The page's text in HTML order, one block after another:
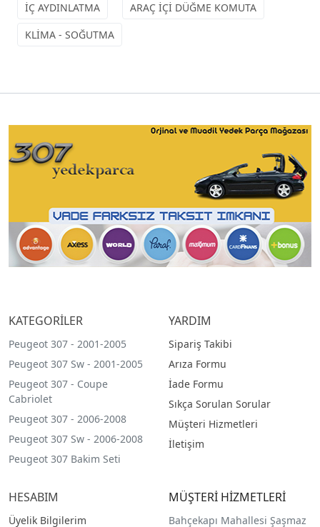
İÇ AYDINLATMA
ARAÇ İÇİ DÜĞME KOMUTA
KLİMA - SOĞUTMA
KATEGORİLER
Peugeot 307 - 2001-2005
Peugeot 307 Sw - 2001-2005
Peugeot 307 - Coupe
Cabriolet
Peugeot 307 - 2006-2008
Peugeot 307 Sw - 2006-2008
Peugeot 307 Bakim Seti
YARDIM
Sipariş Takibi
Arıza Formu
İade Formu
Sıkça Sorulan Sorular
Müşteri Hizmetleri
İletişim
HESABIM
Üyelik Bilgilerim
MÜŞTERİ HİZMETLERİ
Bahçekapı Mahallesi Şaşmaz